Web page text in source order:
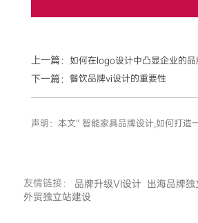
上一篇： 如何在logo设计中凸显企业的
下一篇： 餐饮品牌vi设计的重要性
声明：本文“ 智能家具品牌设计,如何打
友情链接： 品牌升级VI设计 出海品牌
外贸独立站建设